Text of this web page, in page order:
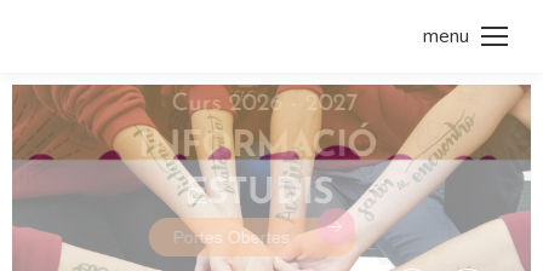
menu
Curs 2026 - 2027
INFORMACIÓ
ESTUDIS
Portes Obertes